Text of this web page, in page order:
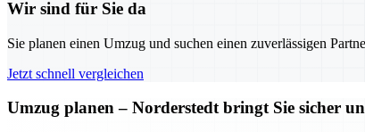
Wir sind für Sie da
Sie planen einen Umzug und suchen einen zuverlässigen
Jetzt schnell vergleichen
Umzug planen – Norderstedt bringt Sie sicher